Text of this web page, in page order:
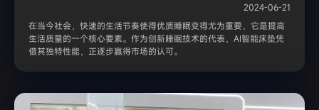
2024-06-21
在当今社会，快速的生活节奏使得优质睡眠变得尤为重要，它是提高
生活质量的一个核心要素。作为创新睡眠技术的代表，AI智能床垫凭
借其独特性能，正逐步赢得市场的认可。